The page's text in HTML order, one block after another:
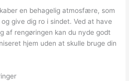
en behagelig atmosfære, som
give dig ro i sindet. Ved at have
af rengøringen kan du nyde godt
hjem uden at skulle bruge din